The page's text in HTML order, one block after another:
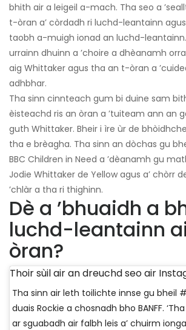
bhith air a leigeil a-mach. Tha seo a
t-òran a’ còrdadh ri luchd-leantainn
taobh a-muigh ionad an luchd-
urrainn dhuinn a ’choire a dhèanamh
aig Whittaker agus tha an t-òran a
adhbhar.
Tha sinn cinnteach gum bi duine sam
èisteachd ris an òran a ’tuiteam ann an
guth Whittaker. Bheir i ìre ùr de
tha e brèagha. Tha sinn an dòchas gu
BBC Children in Need a ’dèanamh gu
Jodie Whittaker de Yellow agus a’ chòrr
’chlàr a tha ri thighinn.
Dè a ’bhuaidh a
luchd-leantainn
òran?
Thoir sùil air an dreuchd seo air
Tha sinn air leth toilichte innse gu bheil
duais Rockie a chosnadh bho BANFF.
ar sguabadh air falbh leis a’ chuirm